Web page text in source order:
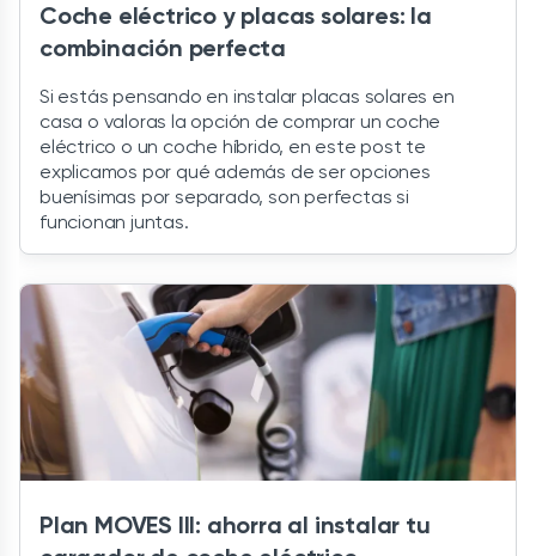
Coche eléctrico y placas solares: la
combinación perfecta
Si estás pensando en instalar placas solares en
casa o valoras la opción de comprar un coche
eléctrico o un coche híbrido, en este post te
explicamos por qué además de ser opciones
buenísimas por separado, son perfectas si
funcionan juntas.
Plan MOVES III: ahorra al instalar tu